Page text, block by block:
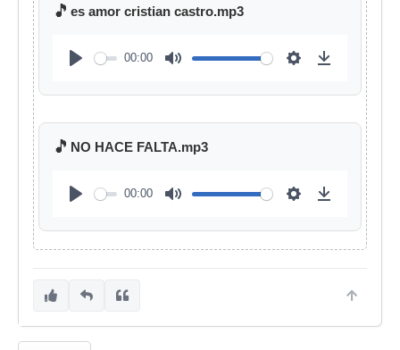
🎵 es amor cristian castro.mp3
00:00
🎵 NO HACE FALTA.mp3
00:00